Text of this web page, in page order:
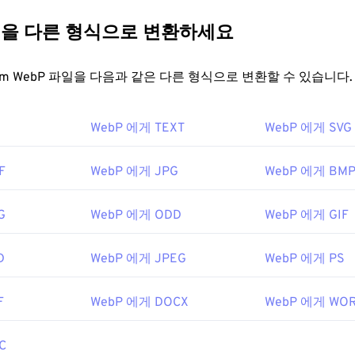
다른 형식으로 변환하세요
FreeConvert.com WebP 파일을 다음과 같은 다른 형식으로 변환할 수 있습니다.
WebP 에게 TEXT WebP 에게 SVG
WebP 에게 JPG WebP 에게 BMP
WebP 에게 ODD WebP 에게 GIF
WebP 에게 JPEG WebP 에게 PS
WebP 에게 DOCX WebP 에게